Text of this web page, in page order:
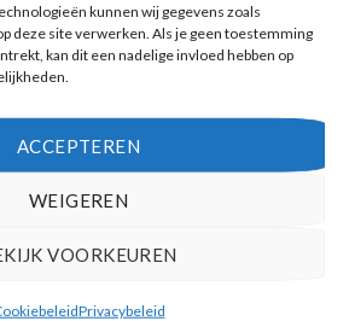
kunnen wij gegevens zoals
deze site verwerken. Als je geen toestemming
kan dit een nadelige invloed hebben op
ACCEPTEREN
WEIGEREN
VOORKEUREN
Privacybeleid
Dag Trip met Snorkel, BBQ, en
Reserveer hier tickets